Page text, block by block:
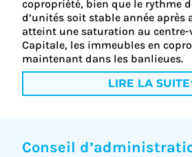
copropriété, bien que le rythme
d’unités soit stable année après
atteint une saturation au
Capitale, les immeubles en
maintenant dans les banlieues.
LIRE LA SUITE
Conseil